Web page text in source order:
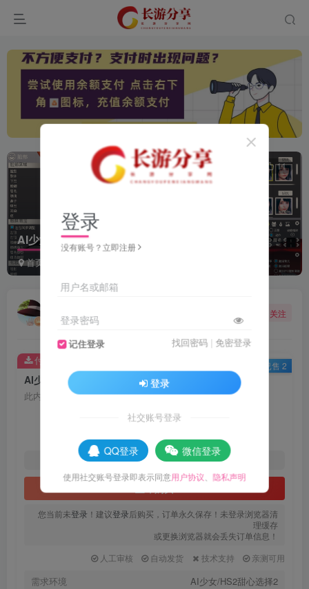
AI少女/HS2甜心选择2 仿崩坏3人物卡全合集打包
首页
11
12个月前更新
关注
AI少女/HS2甜心选择2 仿崩坏3人物卡全合集打包
此内容为付费资源，请付费后查看
22
黄金会员R币17.6 代理会员
您当前未登录 ！建议登录后购买，订单永久保存！未登录浏览器清
理缓存
或更换浏览器就会丢失订单信息！
人工审核
自动发货 技术支持 亲测可用
需求环境 AI少女/HS2甜心选择2
付费资源 已售 2
登录
没有账号？立即注册
用户名或邮箱
登录密码
记住登录 找回密码 | 免密登录
登录
社交账号登录
QQ登录 微信登录
使用社交账号登录即表示同意用户协议 隐私声明